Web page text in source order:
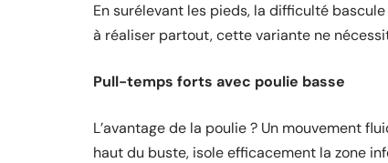
En surélevant les pieds, la difficulté
à réaliser partout, cette variante ne
Pull-temps forts avec poulie basse
L’avantage de la poulie ? Un mouvement
haut du buste, isole efficacement la zone